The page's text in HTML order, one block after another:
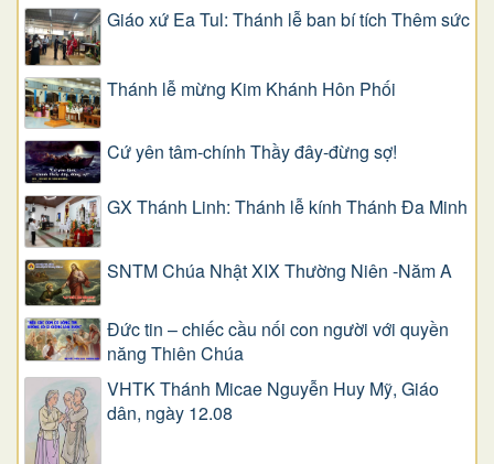
Giáo xứ Ea Tul: Thánh lễ ban bí tích Thêm sức
Thánh lễ mừng Kim Khánh Hôn Phối
Cứ yên tâm-chính Thầy đây-đừng sợ!
GX Thánh Linh: Thánh lễ kính Thánh Đa Minh
SNTM Chúa Nhật XIX Thường Niên -Năm A
Đức tin – chiếc cầu nối con người với quyền
năng Thiên Chúa
VHTK Thánh Micae Nguyễn Huy Mỹ, Giáo
dân, ngày 12.08